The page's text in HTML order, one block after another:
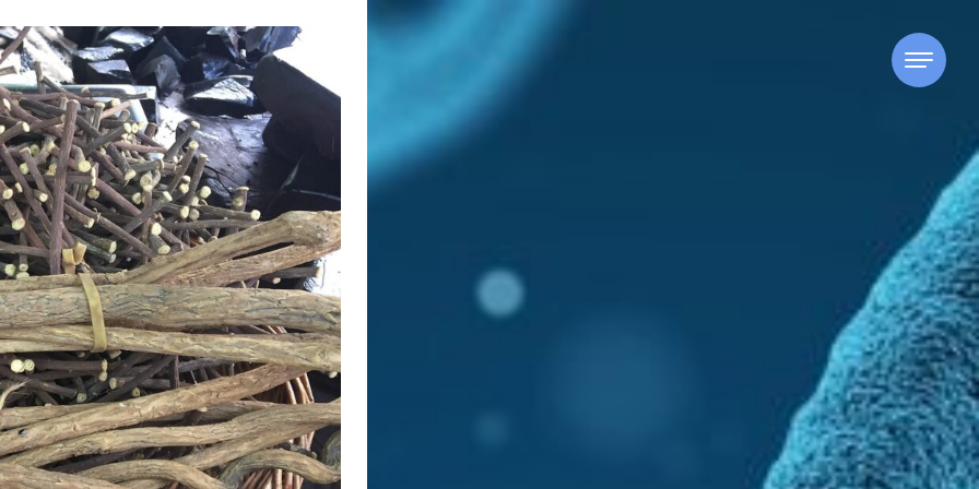
Tags
abnehmen Allergie
Altenpflege Antioxidantien Apotheke
Ayurveda BewegungCBD
CBD
Öl Diät Erkältung
Ernährung Ernährungsumstellung
Fitness Fitnessstudio Fitnesstraining
Gesunder Schlaf
Gesundheit Golf
Haarausfall Haut Hautpflege
Hygiene Joggen Kaffee Kräuter Massage
Nahrungsergänzung
Nahrungsergänzungsmittel Online
Apotheke Pflege Pflegeheim